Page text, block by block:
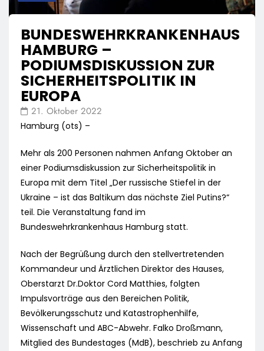
BUNDESWEHRKRANKENHAUS
HAMBURG –
PODIUMSDISKUSSION ZUR
SICHERHEITSPOLITIK IN
EUROPA
21. Oktober 2022
Hamburg (ots) –
Mehr als 200 Personen nahmen Anfang Oktober an
einer Podiumsdiskussion zur Sicherheitspolitik in
Europa mit dem Titel „Der russische Stiefel in der
Ukraine – ist das Baltikum das nächste Ziel Putins?“
teil. Die Veranstaltung fand im
Bundeswehrkrankenhaus Hamburg statt.
Nach der Begrüßung durch den stellvertretenden
Kommandeur und Ärztlichen Direktor des Hauses,
Oberstarzt Dr.Doktor Cord Matthies, folgten
Impulsvorträge aus den Bereichen Politik,
Bevölkerungsschutz und Katastrophenhilfe,
Wissenschaft und ABC-Abwehr. Falko Droßmann,
Mitglied des Bundestages (MdB), beschrieb zu Anfang